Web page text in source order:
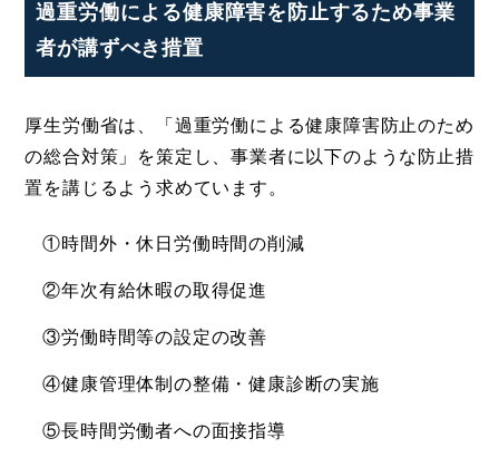
過重労働による健康障害を防止するため事業
者が講ずべき措置
厚生労働省は、「過重労働による健康障害防止のため
の総合対策」を策定し、事業者に以下のような防止措
置を講じるよう求めています。
①時間外・休日労働時間の削減
②年次有給休暇の取得促進
③労働時間等の設定の改善
④健康管理体制の整備・健康診断の実施
⑤長時間労働者への面接指導